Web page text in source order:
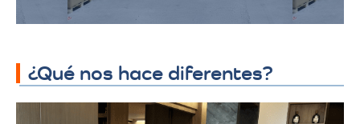
¿Qué nos hace diferentes?